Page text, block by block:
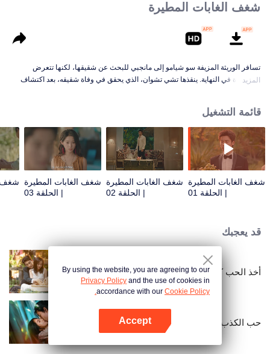
شغف الغابات المطيرة
تسافر الوريثة المزيفة سو شيامو إلى مانجبي للبحث عن شقيقها، لكنها تتعرض
للمطاردة في النهاية. ينقذها تشي تشوان، الذي يحقق في وفاة شقيقه، بعد اكتشاف
القلوب حيث يطاردان بعضهما البعض ويتفوقان عليهما.
المزيد
قائمة التشغيل
شغف الغابات المطيرة
| الحلقة 01
شغف الغابات المطيرة
| الحلقة 02
شغف الغابات المطيرة
| الحلقة 03
شغف
قد يعجبك
أخذ الحب كعقد
حب الكذب
By using the website, you are agreeing to our
Privacy Policy and the use of cookies in
accordance with our Cookie Policy.
Accept